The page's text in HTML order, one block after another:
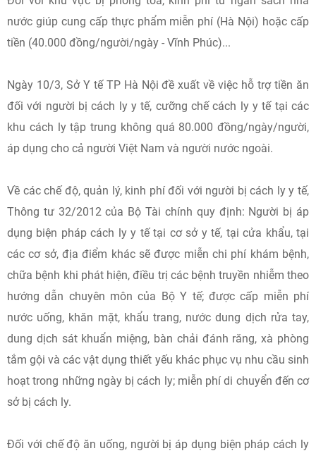
nước giúp cung cấp thực phẩm miễn phí (Hà Nội) hoặc cấp
tiền (40.000 đồng/người/ngày - Vĩnh Phúc)...
Ngày 10/3, Sở Y tế TP Hà Nội đề xuất về việc hỗ trợ tiền ăn
đối với người bị cách ly y tế, cưỡng chế cách ly y tế tại các
khu cách ly tập trung không quá 80.000 đồng/ngày/người,
áp dụng cho cả người Việt Nam và người nước ngoài.
Về các chế độ, quản lý, kinh phí đối với người bị cách ly y tế,
Thông tư 32/2012 của Bộ Tài chính quy định: Người bị áp
dụng biện pháp cách ly y tế tại cơ sở y tế, tại cửa khẩu, tại
các cơ sở, địa điểm khác sẽ được miễn chi phí khám bệnh,
chữa bệnh khi phát hiện, điều trị các bệnh truyền nhiễm theo
hướng dẫn chuyên môn của Bộ Y tế; được cấp miễn phí
nước uống, khăn mặt, khẩu trang, nước dung dịch rửa tay,
dung dịch sát khuẩn miệng, bàn chải đánh răng, xà phòng
tắm gội và các vật dụng thiết yếu khác phục vụ nhu cầu sinh
hoạt trong những ngày bị cách ly; miễn phí di chuyển đến cơ
sở bị cách ly.
Đối với chế độ ăn uống, người bị áp dụng biện pháp cách ly